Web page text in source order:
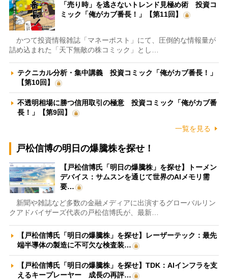
「売り時」を逃さないトレンド見極め術 投資コ
ミック「俺がカブ番長！」【第11回】
かつて投資情報雑誌「マネーポスト」にて、圧倒的な情報量が
詰め込まれた「天下無敵の株コミック」とし…
テクニカル分析・集中講義 投資コミック「俺がカブ番長！」
【第10回】
不透明相場に勝つ信用取引の極意 投資コミック「俺がカブ番
長！」【第9回】
一覧を見る
戸松信博の明日の爆騰株を探せ！
【戸松信博氏「明日の爆騰株」を探せ】トーメン
デバイス：サムスンを通じて世界のAIメモリ需
要…
新聞や雑誌など多数の金融メディアに出演するグローバルリン
クアドバイザーズ代表の戸松信博氏が、最新…
【戸松信博氏「明日の爆騰株」を探せ】レーザーテック：最先
端半導体の製造に不可欠な検査装…
【戸松信博氏「明日の爆騰株」を探せ】TDK：AIインフラを支
えるキープレーヤー 成長の再評…